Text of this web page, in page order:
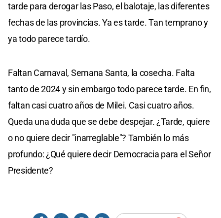
tarde para derogar las Paso, el balotaje, las diferentes
fechas de las provincias. Ya es tarde. Tan temprano y
ya todo parece tardío.
Faltan Carnaval, Semana Santa, la cosecha. Falta
tanto de 2024 y sin embargo todo parece tarde. En fin,
faltan casi cuatro años de Milei. Casi cuatro años.
Queda una duda que se debe despejar. ¿Tarde, quiere
o no quiere decir "inarreglable"? También lo más
profundo: ¿Qué quiere decir Democracia para el Señor
Presidente?